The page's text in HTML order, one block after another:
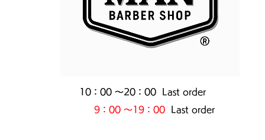
10：00 ～20：00 Last order
9：00 ～19：00
Last order